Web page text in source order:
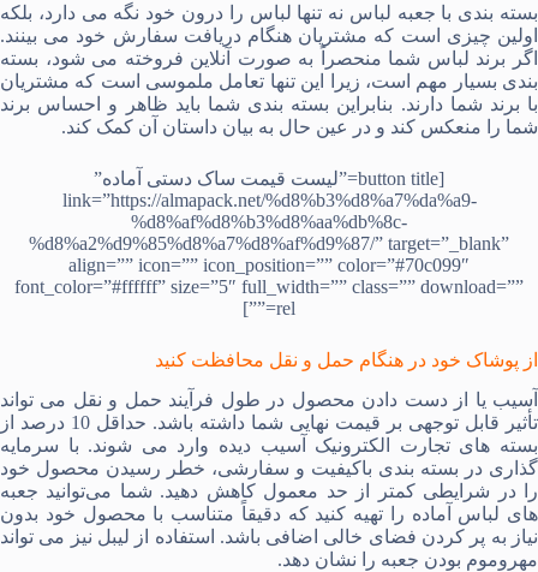
بسته بندی با جعبه لباس نه تنها لباس را درون خود نگه می دارد، بلکه
اولین چیزی است که مشتریان هنگام دریافت سفارش خود می بینند.
اگر برند لباس شما منحصراً به صورت آنلاین فروخته می شود، بسته
بندی بسیار مهم است، زیرا این تنها تعامل ملموسی است که مشتریان
با برند شما دارند. بنابراین بسته بندی شما باید ظاهر و احساس برند
شما را منعکس کند و در عین حال به بیان داستان آن کمک کند.
[button title=”لیست قیمت ساک دستی آماده”
link=”https://almapack.net/%d8%b3%d8%a7%da%a9-
%d8%af%d8%b3%d8%aa%db%8c-
%d8%a2%d9%85%d8%a7%d8%af%d9%87/” target=”_blank”
align=”” icon=”” icon_position=”” color=”#70c099″
font_color=”#ffffff” size=”5″ full_width=”” class=”” download=””
rel=””]
از پوشاک خود در هنگام حمل و نقل محافظت کنید
آسیب یا از دست دادن محصول در طول فرآیند حمل و نقل می تواند
تأثیر قابل توجهی بر قیمت نهایی شما داشته باشد. حداقل 10 درصد از
بسته های تجارت الکترونیک آسیب دیده وارد می شوند. با سرمایه
گذاری در بسته بندی باکیفیت و سفارشی، خطر رسیدن محصول خود
را در شرایطی کمتر از حد معمول کاهش دهید. شما می‌توانید جعبه
‌های لباس آماده را تهیه کنید که دقیقاً متناسب با محصول خود بدون
نیاز به پر کردن فضای خالی اضافی باشد. استفاده از لیبل نیز می تواند
مهروموم بودن جعبه را نشان دهد.